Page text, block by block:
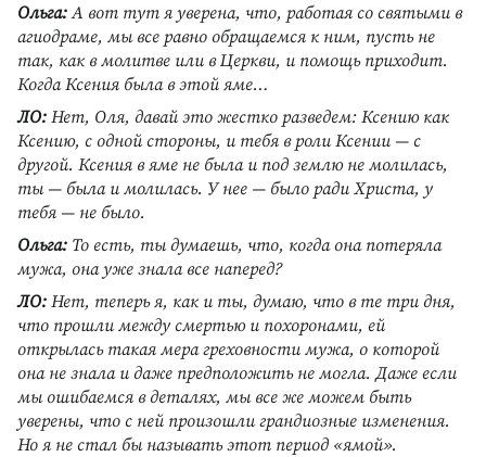
Ольга:А вот тут я уверена, что, работая со святыми в
агиодраме, мы все равно обращаемся к ним, пусть не
так, как в молитве или в Церкви, и помощь приходит.
Когда Ксения была в этой яме…
ЛО: Нет, Оля, давай это жестко разведем: Ксению как
Ксению, с одной стороны, и тебя в роли Ксении — с
другой. Ксения в яме не была и под землю не молилась,
ты — была и молилась. У нее — было ради Христа, у
тебя — не было.
Ольга: То есть, ты думаешь, что, когда она потеряла
мужа, она уже знала все наперед?
ЛО: Нет, теперь я, как и ты, думаю, что в те три дня,
что прошли между смертью и похоронами, ей
открылась такая мера греховности мужа, о которой
она не знала и даже предположить не могла. Даже если
мы ошибаемся в деталях, мы все же можем быть
уверены, что с ней произошли грандиозные изменения.
Но я не стал бы называть этот период «ямой».